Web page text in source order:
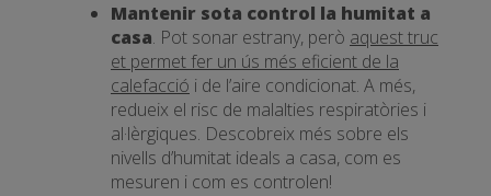
Mantenir sota control la humitat a
casa. Pot sonar estrany, però aquest truc
et permet fer un ús més eficient de la
calefacció i de l’aire condicionat. A més,
redueix el risc de malalties respiratòries i
al·lèrgiques. Descobreix més sobre els
nivells d’humitat ideals a casa, com es
mesuren i com es controlen!